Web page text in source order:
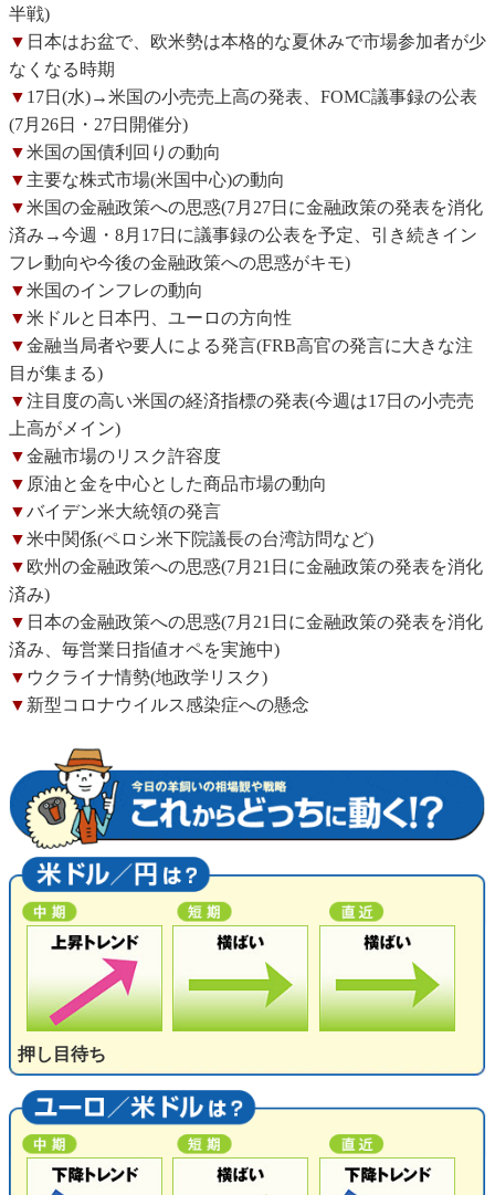
半戦)
▼ 日本はお盆で、欧米勢は本格的な夏休みで市場参加者が少
なくなる時期
▼ 17日(水)→米国の小売売上高の発表、FOMC議事録の公表
(7月26日・27日開催分)
▼米国の国債利回りの動向
▼ 主要な株式市場(米国中心)の動向
▼米国の金融政策への思惑(7月27日に金融政策の発表を消化
済み→今週・8月17日に議事録の公表を予定、引き続きイン
フレ動向や今後の金融政策への思惑がキモ)
▼米国のインフレの動向
▼米ドルと日本円、ユーロの方向性
▼金融当局者や要人による発言(FRB高官の発言に大きな注
目が集まる)
▼注目度の高い米国の経済指標の発表(今週は17日の小売売
上高がメイン)
▼金融市場のリスク許容度
▼ 原油と金を中心とした商品市場の動向
▼バイデン米大統領の発言
▼米中関係(ペロシ米下院議長の台湾訪問など)
▼ 欧州の金融政策への思惑(7月21日に金融政策の発表を消化
済み)
▼ 日本の金融政策への思惑(7月21日に金融政策の発表を消化
済み、毎営業日指値オペを実施中)
▼ ウクライナ情勢(地政学リスク)
▼ 新型コロナウイルス感染症への懸念
押し目待ち